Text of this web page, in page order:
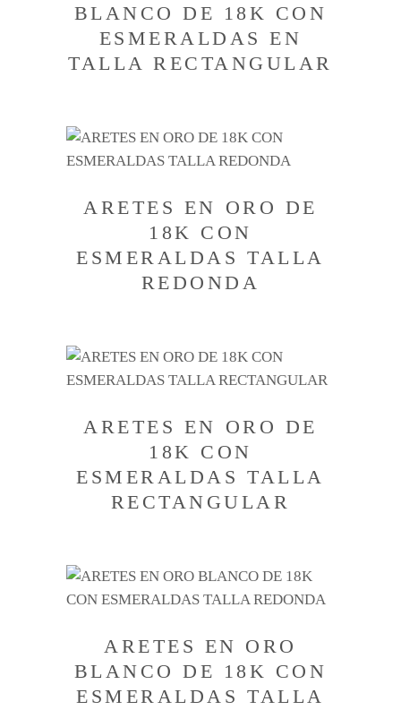
BLANCO DE 18K CON
ESMERALDAS EN
TALLA RECTANGULAR
ARETES EN ORO DE
18K CON
ESMERALDAS TALLA
REDONDA
ARETES EN ORO DE
18K CON
ESMERALDAS TALLA
RECTANGULAR
ARETES EN ORO
BLANCO DE 18K CON
ESMERALDAS TALLA